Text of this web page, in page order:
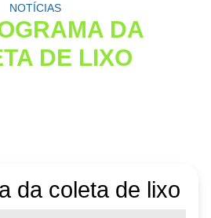
NOTÍCIAS
DA
DE LIXO
da coleta de lixo